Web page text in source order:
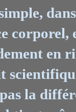
corporel,
en
la